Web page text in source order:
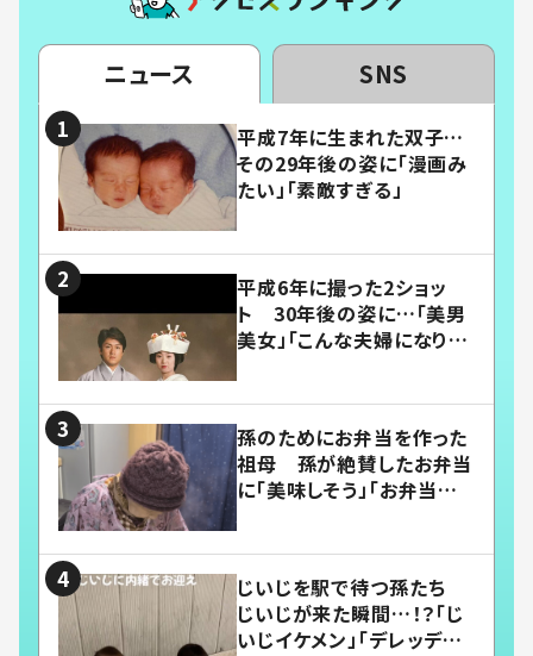
ニュース SNS
平成7年に生まれた双子…
その29年後の姿に「漫画み
たい」「素敵すぎる」
平成6年に撮った2ショッ
ト 30年後の姿に…「美男
美女」「こんな夫婦になりた
孫のためにお弁当を作った
祖母 孫が絶賛したお弁当
に「美味しそう」「お弁当すご
じいじを駅で待つ孫たち
じいじが来た瞬間…！？「じ
いじイケメン」「デレッデレ」